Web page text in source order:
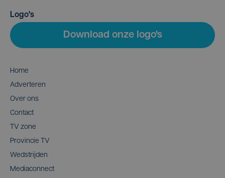
Logo's
Download onze logo's
Home
Adverteren
Over ons
Contact
TV zone
Provincie TV
Wedstrijden
Mediaconnect